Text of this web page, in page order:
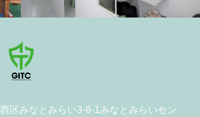
区みなとみらい3-6-1みなとみらいセン